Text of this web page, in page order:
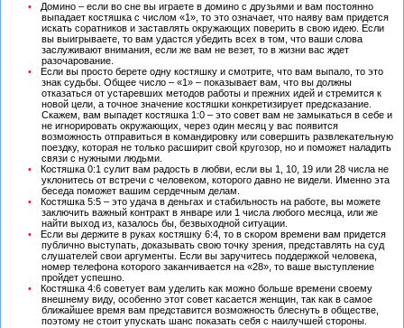
Домино – если во сне вы играете в домино с друзьями и вам постоянно
выпадает костяшка с числом «1», то это означает, что наяву вам придется
искать соратников и заставлять окружающих поверить в свою идею. Если
вы выигрываете, то вам удастся убедить всех в том, что ваши слова
заслуживают внимания, если же вам не везет, то в жизни вас ждет
разочарование.
Если вы просто берете одну костяшку и смотрите, что вам выпало, то это
знак судьбы. Общее число – «1» – показывает вам, что вы должны
отказаться от устаревших методов работы и прежних идей и стремится к
новой цели, а точное значение костяшки конкретизирует предсказание.
Скажем, вам выпадет костяшка 1:0 – это совет вам не замыкаться в себе и
не игнорировать окружающих, через один месяц у вас появится
возможность отправиться в командировку или совершить развлекательную
поездку, которая не только расширит свой кругозор, но и поможет наладить
связи с нужными людьми.
Костяшка 0:1 сулит вам радость в любви, если вы 1, 10, 19 или 28 числа не
уклонитесь от встречи с человеком, которого давно не видели. Именно эта
беседа поможет вашим сердечным делам.
Костяшка 5:5 – это удача в деньгах и стабильность на работе, вы можете
заключить важный контракт в январе или 1 числа любого месяца, или же
найти выход из, казалось бы, безвыходной ситуации.
Если вы держите в руках костяшку 6:4, то в скором времени вам придется
публично выступать, доказывать свою точку зрения, представлять на суд
слушателей свои аргументы. Если вы заручитесь поддержкой человека,
номер телефона которого заканчивается на «28», то ваше выступление
пройдет успешно.
Костяшка 4:6 советует вам уделить как можно больше времени своему
внешнему виду, особенно этот совет касается женщин, так как в самое
ближайшее время вам представится возможность блеснуть в обществе,
поэтому не стоит упускать шанс показать себя с наилучшей стороны.